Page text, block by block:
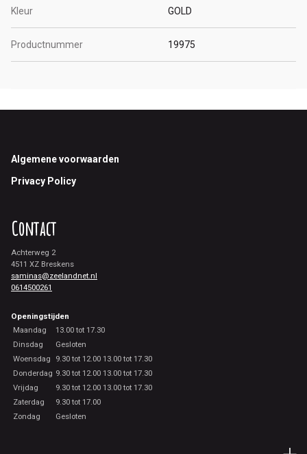
Kleur GOLD
Productnummer 19975
Footer
Algemene voorwaarden
Privacy Policy
Contact
Achterweg 2
4511 XZ Breskens
saminas@zeelandnet.nl
0614500261
Openingstijden
Maandag
13.00 tot 17.30
Dinsdag
Gesloten
Woensdag
9.30 tot 12.00 13.00 tot 17.30
Donderdag 9.30 tot 12.00 13.00 tot 17.30
Vrijdag
9.30 tot 12.00 13.00 tot 17.30
Zaterdag
9.30 tot 17.00
Zondag
Gesloten